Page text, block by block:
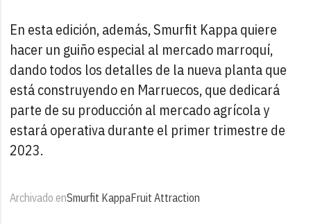
En esta edición, además, Smurfit Kappa quiere
hacer un guiño especial al mercado marroquí,
dando todos los detalles de la nueva planta que
está construyendo en Marruecos, que dedicará
parte de su producción al mercado agrícola y
estará operativa durante el primer trimestre de
2023.
Archivado enSmurfit KappaFruit Attraction